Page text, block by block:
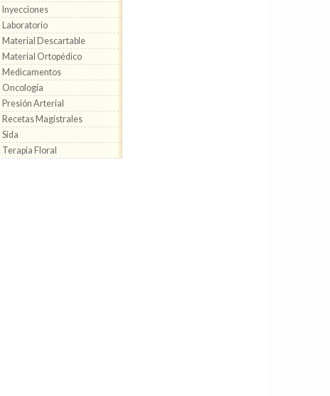
Inyecciones
Laboratorio
Material Descartable
Material Ortopédico
Medicamentos
Oncología
Presión Arterial
Recetas Magistrales
Sida
Terapia Floral